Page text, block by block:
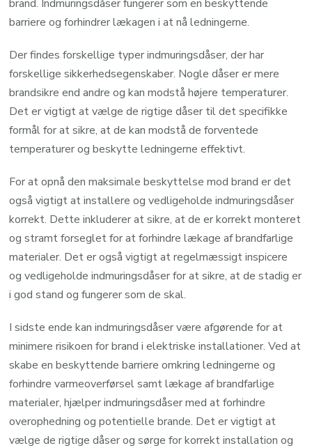
brand. Indmuringsdåser fungerer som en beskyttende
barriere og forhindrer lækagen i at nå ledningerne.
Der findes forskellige typer indmuringsdåser, der har
forskellige sikkerhedsegenskaber. Nogle dåser er mere
brandsikre end andre og kan modstå højere temperaturer.
Det er vigtigt at vælge de rigtige dåser til det specifikke
formål for at sikre, at de kan modstå de forventede
temperaturer og beskytte ledningerne effektivt.
For at opnå den maksimale beskyttelse mod brand er det
også vigtigt at installere og vedligeholde indmuringsdåser
korrekt. Dette inkluderer at sikre, at de er korrekt monteret
og stramt forseglet for at forhindre lækage af brandfarlige
materialer. Det er også vigtigt at regelmæssigt inspicere
og vedligeholde indmuringsdåser for at sikre, at de stadig er
i god stand og fungerer som de skal.
I sidste ende kan indmuringsdåser være afgørende for at
minimere risikoen for brand i elektriske installationer. Ved at
skabe en beskyttende barriere omkring ledningerne og
forhindre varmeoverførsel samt lækage af brandfarlige
materialer, hjælper indmuringsdåser med at forhindre
overophedning og potentielle brande. Det er vigtigt at
vælge de rigtige dåser og sørge for korrekt installation og